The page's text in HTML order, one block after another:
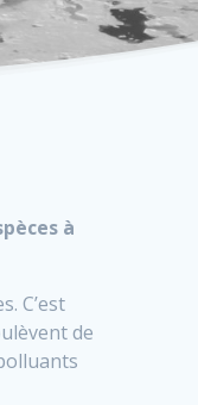
à
C’est
de